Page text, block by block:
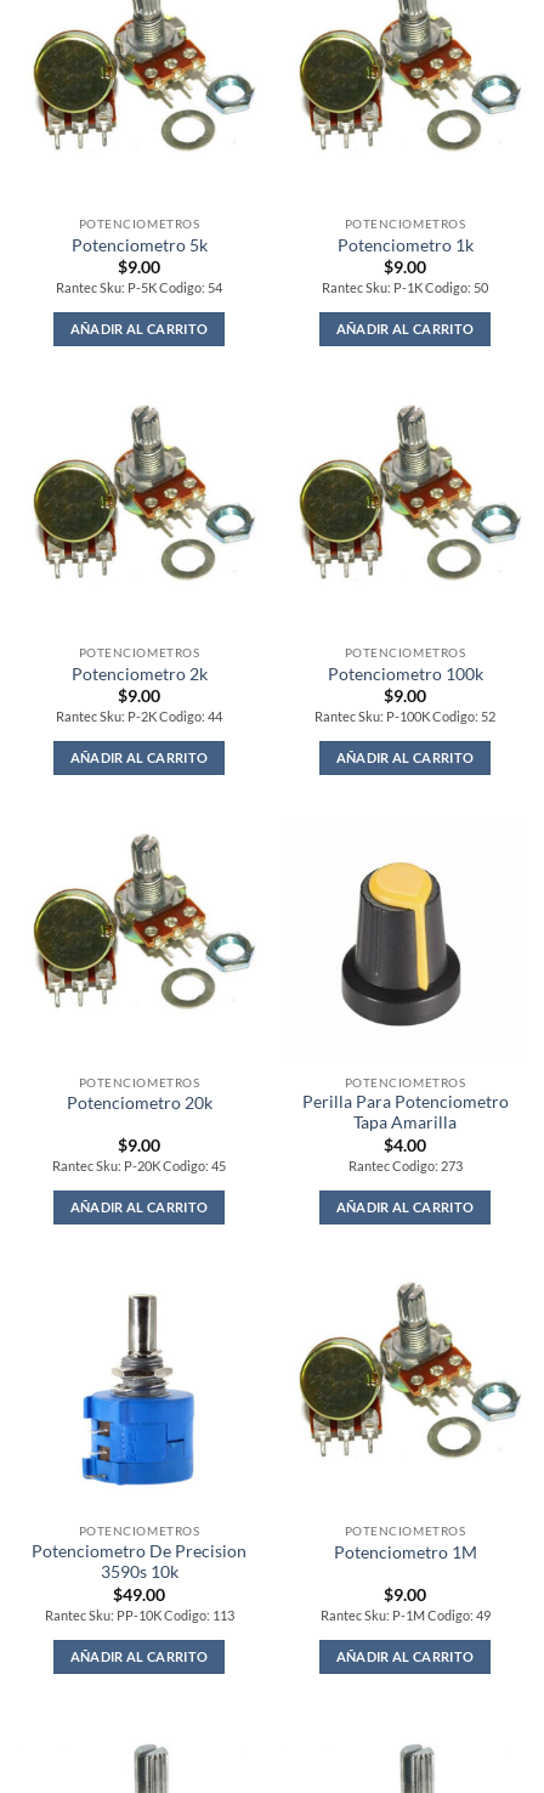
POTENCIOMETROS
Potenciometro 5k
$9.00
Rantec Sku: P-5K Codigo: 54
AÑADIR AL CARRITO
POTENCIOMETROS
Potenciometro 1k
$9.00
Rantec Sku: P-1K Codigo: 50
AÑADIR AL CARRITO
POTENCIOMETROS
Potenciometro 2k
$9.00
Rantec Sku: P-2K Codigo: 44
AÑADIR AL CARRITO
POTENCIOMETROS
Potenciometro 100k
$9.00
Rantec Sku: P-100K Codigo: 52
AÑADIR AL CARRITO
POTENCIOMETROS
Potenciometro 20k
$9.00
Rantec Sku: P-20K Codigo: 45
AÑADIR AL CARRITO
POTENCIOMETROS
Perilla Para Potenciometro
Tapa Amarilla
$4.00
Rantec Codigo: 273
AÑADIR AL CARRITO
POTENCIOMETROS
Potenciometro De Precision
3590s 10k
$49.00
Rantec Sku: PP-10K Codigo: 113
AÑADIR AL CARRITO
POTENCIOMETROS
Potenciometro 1M
$9.00
Rantec Sku: P-1M Codigo: 49
AÑADIR AL CARRITO